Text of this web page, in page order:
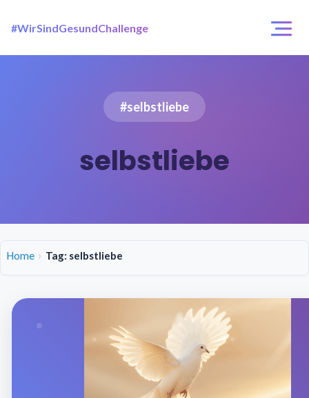
#WirSindGesundChallenge
Login / Registrierung
#selbstliebe
selbstliebe
Home Tag: selbstliebe